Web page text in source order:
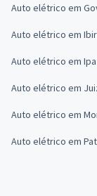
Auto elétrico em
Auto elétrico em
Auto elétrico em
Auto elétrico em
Auto elétrico em
Auto elétrico em